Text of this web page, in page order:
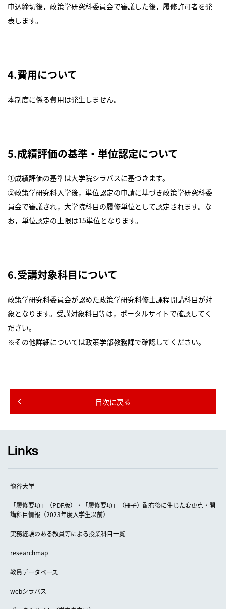
申込締切後，政策学研究科委員会で審議した後，履修許可者を発
表します。
4.費用について
本制度に係る費用は発生しません。
5.成績評価の基準・単位認定について
①成績評価の基準は大学院シラバスに基づきます。
②政策学研究科入学後，単位認定の申請に基づき政策学研究科委
員会で審議され，大学院科目の履修単位として認定されます。な
お，単位認定の上限は15単位となります。
6.受講対象科目について
政策学研究科委員会が認めた政策学研究科修士課程開講科目が対
象となります。受講対象科目等は，ポータルサイトで確認してく
ださい。
※その他詳細については政策学部教務課で確認してください。
目次に戻る
Links
龍谷大学
「履修要項」（PDF版）・「履修要項」（冊子）配布後に生じた変更点・開
講科目情報（2023年度入学生以前）
実務経験のある教員等による授業科目一覧
researchmap
教員データベース
webシラバス